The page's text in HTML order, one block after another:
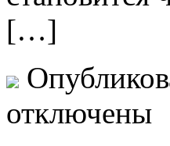
[…]
отключены